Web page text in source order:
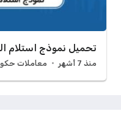
تحميل نموذج استلام
منذ 7 أشهر معاملات